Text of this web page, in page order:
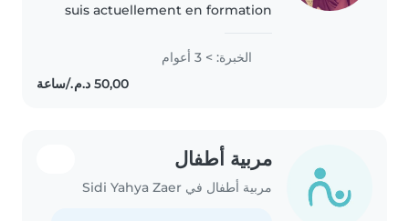
suis actuellement en formation
enfance et je travaille comme
baby-sitter. Je suis une personne
الخبرة: > 3 أعوام
مربية أطفال
مربية أطفال في Sidi Yahya Zaer